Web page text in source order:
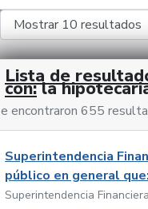
Lista de
con: la
encontraron 655
Superintendencia
público en general que:
Superintendencia